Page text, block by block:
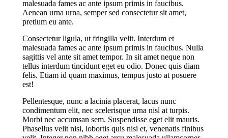
malesuada fames ac ante ipsum primis in faucibus.
Aenean urna urna, semper sed consectetur sit amet,
pretium eu ante.
Consectetur ligula, ut fringilla velit. Interdum et
malesuada fames ac ante ipsum primis in faucibus. Nulla
sagittis vel ante sit amet tempor. In sit amet neque non
tellus interdum tincidunt eget eu odio. Donec quis diam
felis. Etiam id quam maximus, tempus justo at posuere
est!
Pellentesque, nunc a lacinia placerat, lacus nunc
condimentum elit, nec scelerisque urna nisl at turpis.
Morbi nec accumsan sem. Suspendisse eget elit mauris.
Phasellus velit nisi, lobortis quis nisi et, venenatis finibus